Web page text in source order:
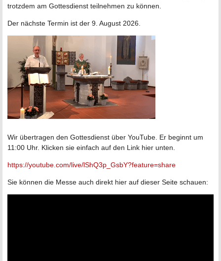
trotzdem am Gottesdienst teilnehmen zu können.
Der nächste Termin ist der 9. August 2026.
Wir übertragen den Gottesdienst über YouTube. Er beginnt um
11:00 Uhr. Klicken sie einfach auf den Link hier unten.
https://youtube.com/live/lShQ3p_GsbY?feature=share
Sie können die Messe auch direkt hier auf dieser Seite schauen: